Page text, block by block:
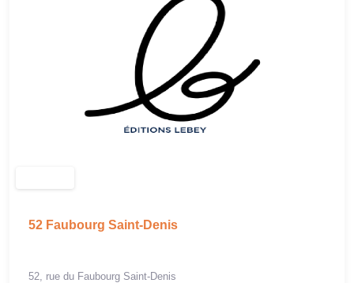
52 Faubourg Saint-Denis
52, rue du Faubourg Saint-Denis